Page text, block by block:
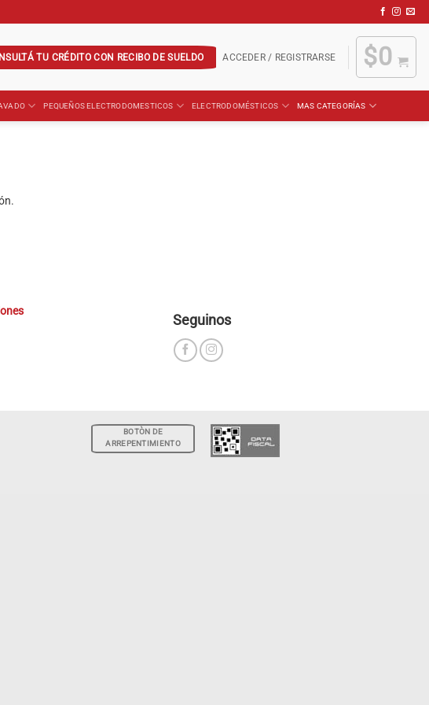
TU CRÉDITO CON RECIBO DE SUELDO ACCEDER / REGISTRARSE $0
PEQUEÑOS ELECTRODOMESTICOS ELECTRODOMÉSTICOS MAS CATEGORÍAS
Seguinos
BOTÒN DE
ARREPENTIMIENTO